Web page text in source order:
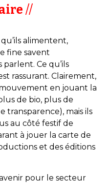
//
alimentent,
fine savent
Ce qu’ils
rassurant. Clairement,
en jouant la
de bio, plus de
transparence), mais ils
au côté festif de
à jouer la carte de
et des éditions
pour le secteur